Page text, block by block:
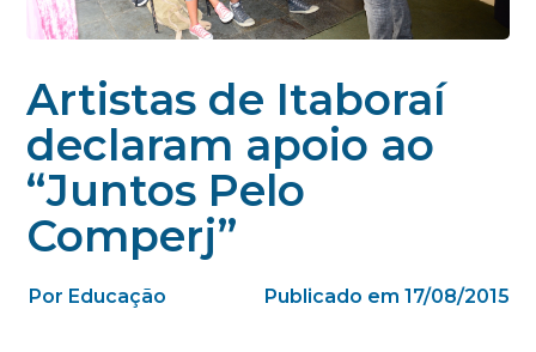
Artistas de Itaboraí
declaram apoio ao
“Juntos Pelo
Comperj”
Por Educação Publicado em 17/08/2015